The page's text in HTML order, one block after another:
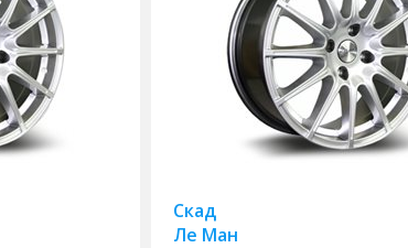
Скад
Ле Ман